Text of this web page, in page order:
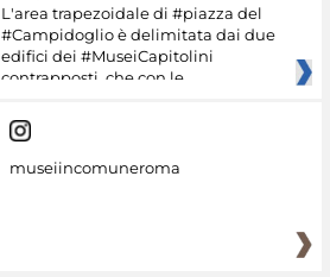
L'area trapezoidale di #piazza del
#Campidoglio è delimitata dai due
edifici dei #MuseiCapitolini
contrapposti, che con le
museiincomuneroma